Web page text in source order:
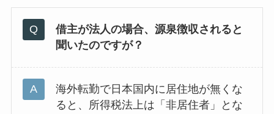
借主が法人の場合、源泉徴収されると
聞いたのですが？
海外転勤で日本国内に居住地が無くな
ると、所得税法上は「非居住者」とな